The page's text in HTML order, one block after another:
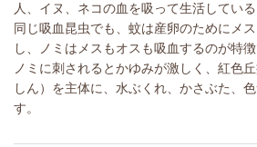
人、イヌ、ネコの血を吸って生活している
同じ吸血昆虫でも、蚊は産卵のためにメ
し、ノミはメスもオスも吸血するのが特徴
ノミに刺されるとかゆみが激しく、紅色
しん）を主体に、水ぶくれ、かさぶた、
す。